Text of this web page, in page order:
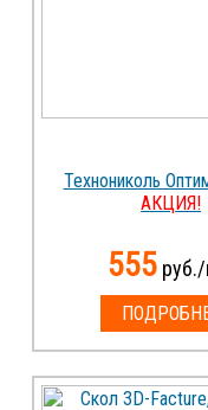
Технониколь
АКЦИЯ!
555